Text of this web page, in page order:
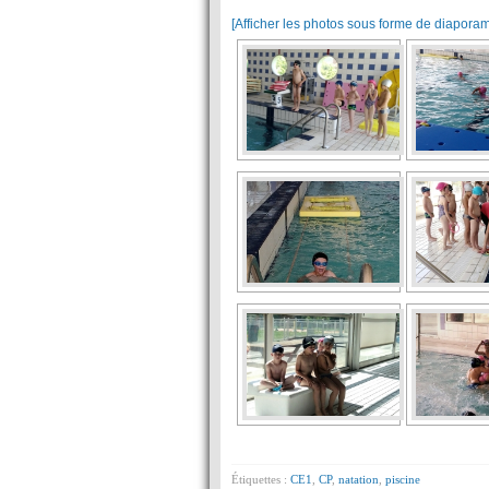
[Afficher les photos sous forme de
Étiquettes : CE1 CP, natation piscine